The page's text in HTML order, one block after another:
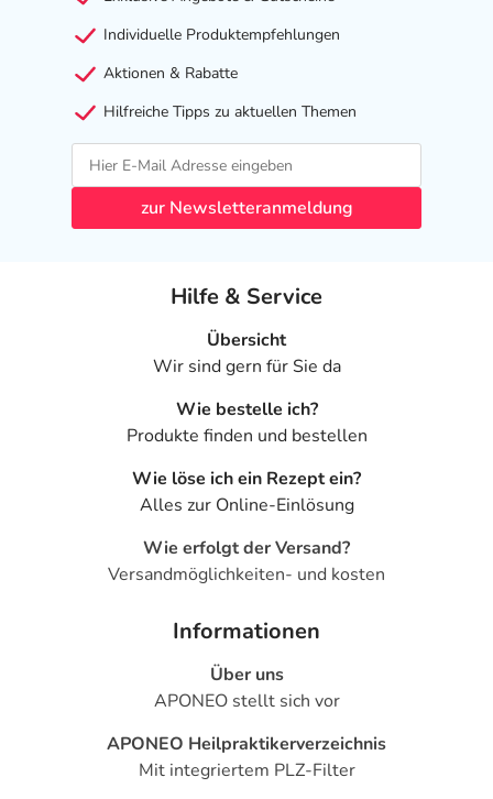
Individuelle Produktempfehlungen
Aktionen & Rabatte
Hilfreiche Tipps zu aktuellen Themen
zur Newsletteranmeldung
Hilfe & Service
Übersicht
Wir sind gern für Sie da
Wie bestelle ich?
Produkte finden und bestellen
Wie löse ich ein Rezept ein?
Alles zur Online-Einlösung
Wie erfolgt der Versand?
Versandmöglichkeiten- und kosten
Informationen
Über uns
APONEO stellt sich vor
APONEO Heilpraktikerverzeichnis
Mit integriertem PLZ-Filter